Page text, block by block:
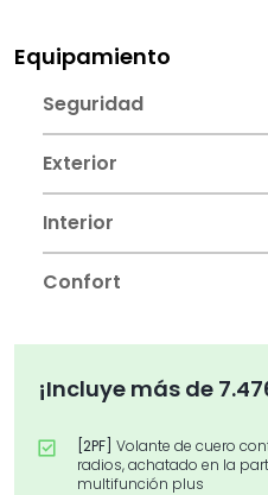
Equipamiento
Seguridad
Exterior
Interior
Confort
¡Incluye más de
[2PF] Volante de cuero
radios, achatado en la
multifunción plus